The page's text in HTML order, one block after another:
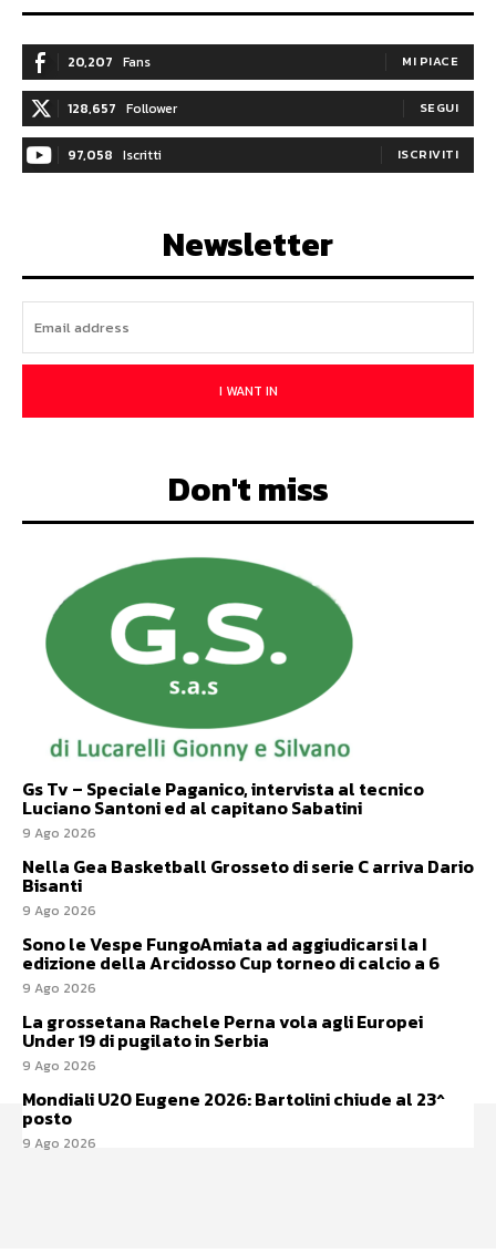
20,207 Fans MI PIACE
128,657 Follower SEGUI
97,058 Iscritti ISCRIVITI
Newsletter
I WANT IN
Don't miss
Gs Tv – Speciale Paganico, intervista al tecnico
Luciano Santoni ed al capitano Sabatini
9 Ago 2026
Nella Gea Basketball Grosseto di serie C arriva Dario
Bisanti
9 Ago 2026
Sono le Vespe FungoAmiata ad aggiudicarsi la I
edizione della Arcidosso Cup torneo di calcio a 6
9 Ago 2026
La grossetana Rachele Perna vola agli Europei
Under 19 di pugilato in Serbia
9 Ago 2026
Mondiali U20 Eugene 2026: Bartolini chiude al 23^
posto
9 Ago 2026